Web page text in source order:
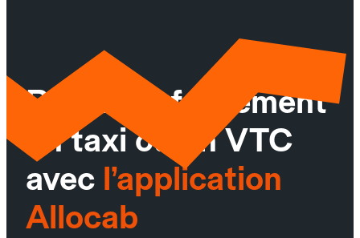
Réservez facilement
un taxi ou un VTC
avec l’application
Allocab